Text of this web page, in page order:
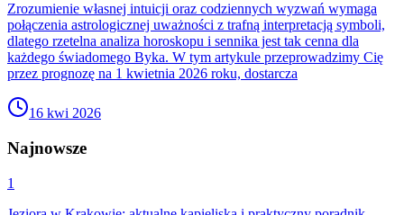
Zrozumienie własnej intuicji oraz codziennych wyzwań wymaga
połączenia astrologicznej uważności z trafną interpretacją symboli,
dlatego rzetelna analiza horoskopu i sennika jest tak cenna dla
każdego świadomego Byka. W tym artykule przeprowadzimy Cię
przez prognozę na 1 kwietnia 2026 roku, dostarcza
16 kwi 2026
Najnowsze
1